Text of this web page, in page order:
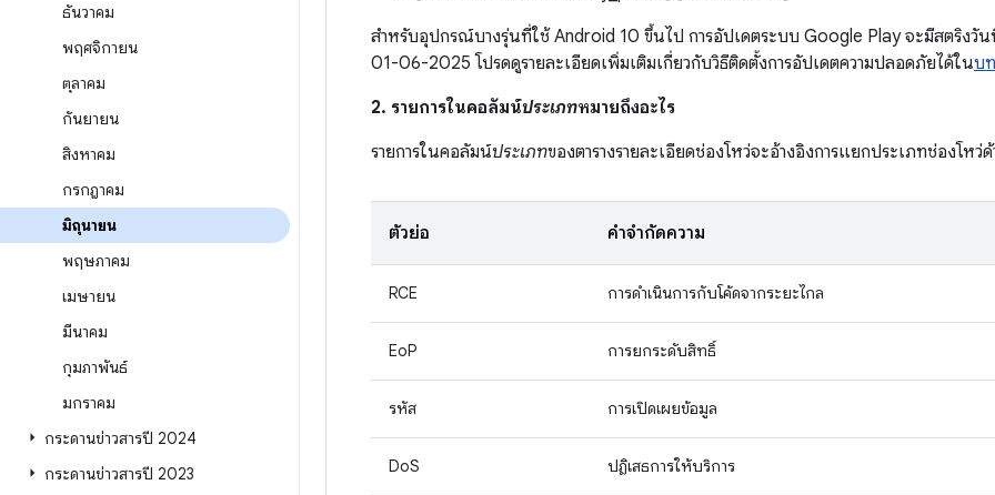
ธันวาคม
พฤศจิกายน
ตุลาคม
กันยายน
สิงหาคม
กรกฎาคม
มิถุนายน
พฤษภาคม
เมษายน
มีนาคม
กุมภาพันธ์
มกราคม
กระดานข่าวสารปี 2024
กระดานข่าวสารปี 2023
สำหรับอุปกรณ์บางรุ่นที่ใช้ Android 10 ขึ้นไป การอัปเดตระบบ Google Play จะมีสตริงวั
01-06-2025 โปรดดูรายละเอียดเพิ่มเติมเกี่ยวกับวิธีติดตั้งการอัปเดตความปลอดภัยได้ในบ
2. รายการในคอลัมน์ประเภทหมายถึงอะไร
รายการในคอลัมน์ประเภทของตารางรายละเอียดช่องโหว่จะอ้างอิงการแยกประเภทช่องโหว่
ตัวย่อ คำจำกัดความ
RCE การดำเนินการกับโค้ดจากระยะไกล
EoP การยกระดับสิทธิ์
รหัส การเปิดเผยข้อมูล
DoS ปฏิเสธการให้บริการ